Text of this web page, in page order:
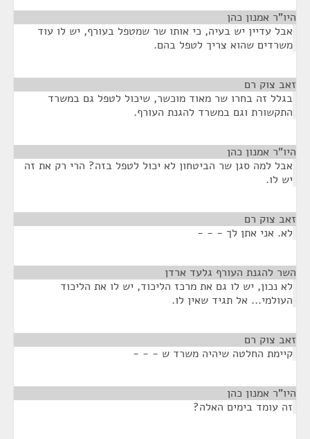
היו"ר אמנון כהן
אבל עדיין יש בעיה, כי אותו שר שמטפל בעורף, יש לו עוד
משרדים שהוא צריך לטפל בהם.
זאב צוק רם
בגלל זה בחרו שר מאוד מוכשר, שיכול לטפל גם במשרד
התקשורת וגם במשרד להגנת העורף.
היו"ר אמנון כהן
אבל למה סגן שר הביטחון לא יכול לטפל בזה? הרי רק את זה
יש לו.
זאב צוק רם
לא. אני אתן לך - - -
השר להגנת העורף גלעד ארדן
לא נכון, יש לו גם את מרכז הליכוד, יש לו את הליכוד
העולמי... אל תגיד שאין לו.
זאב צוק רם
קיימת החלטה שיהיה משרד ש - - -
היו"ר אמנון כהן
זה עומד בימים האלה?